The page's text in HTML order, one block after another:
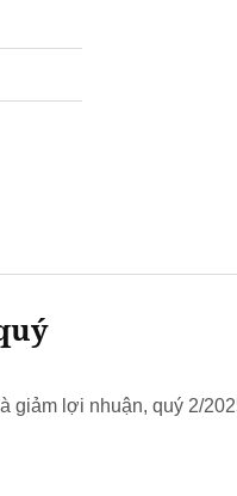
giảm lợi nhuận, quý 2/